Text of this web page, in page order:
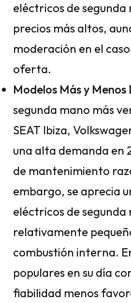
eléctricos de
precios más altos,
moderación en el
oferta.
Modelos Más y
segunda mano más
SEAT Ibiza,
una alta demanda en
de mantenimiento
embargo, se aprecia
eléctricos de segunda
relativamente
combustión interna.
populares en su día
fiabilidad menos